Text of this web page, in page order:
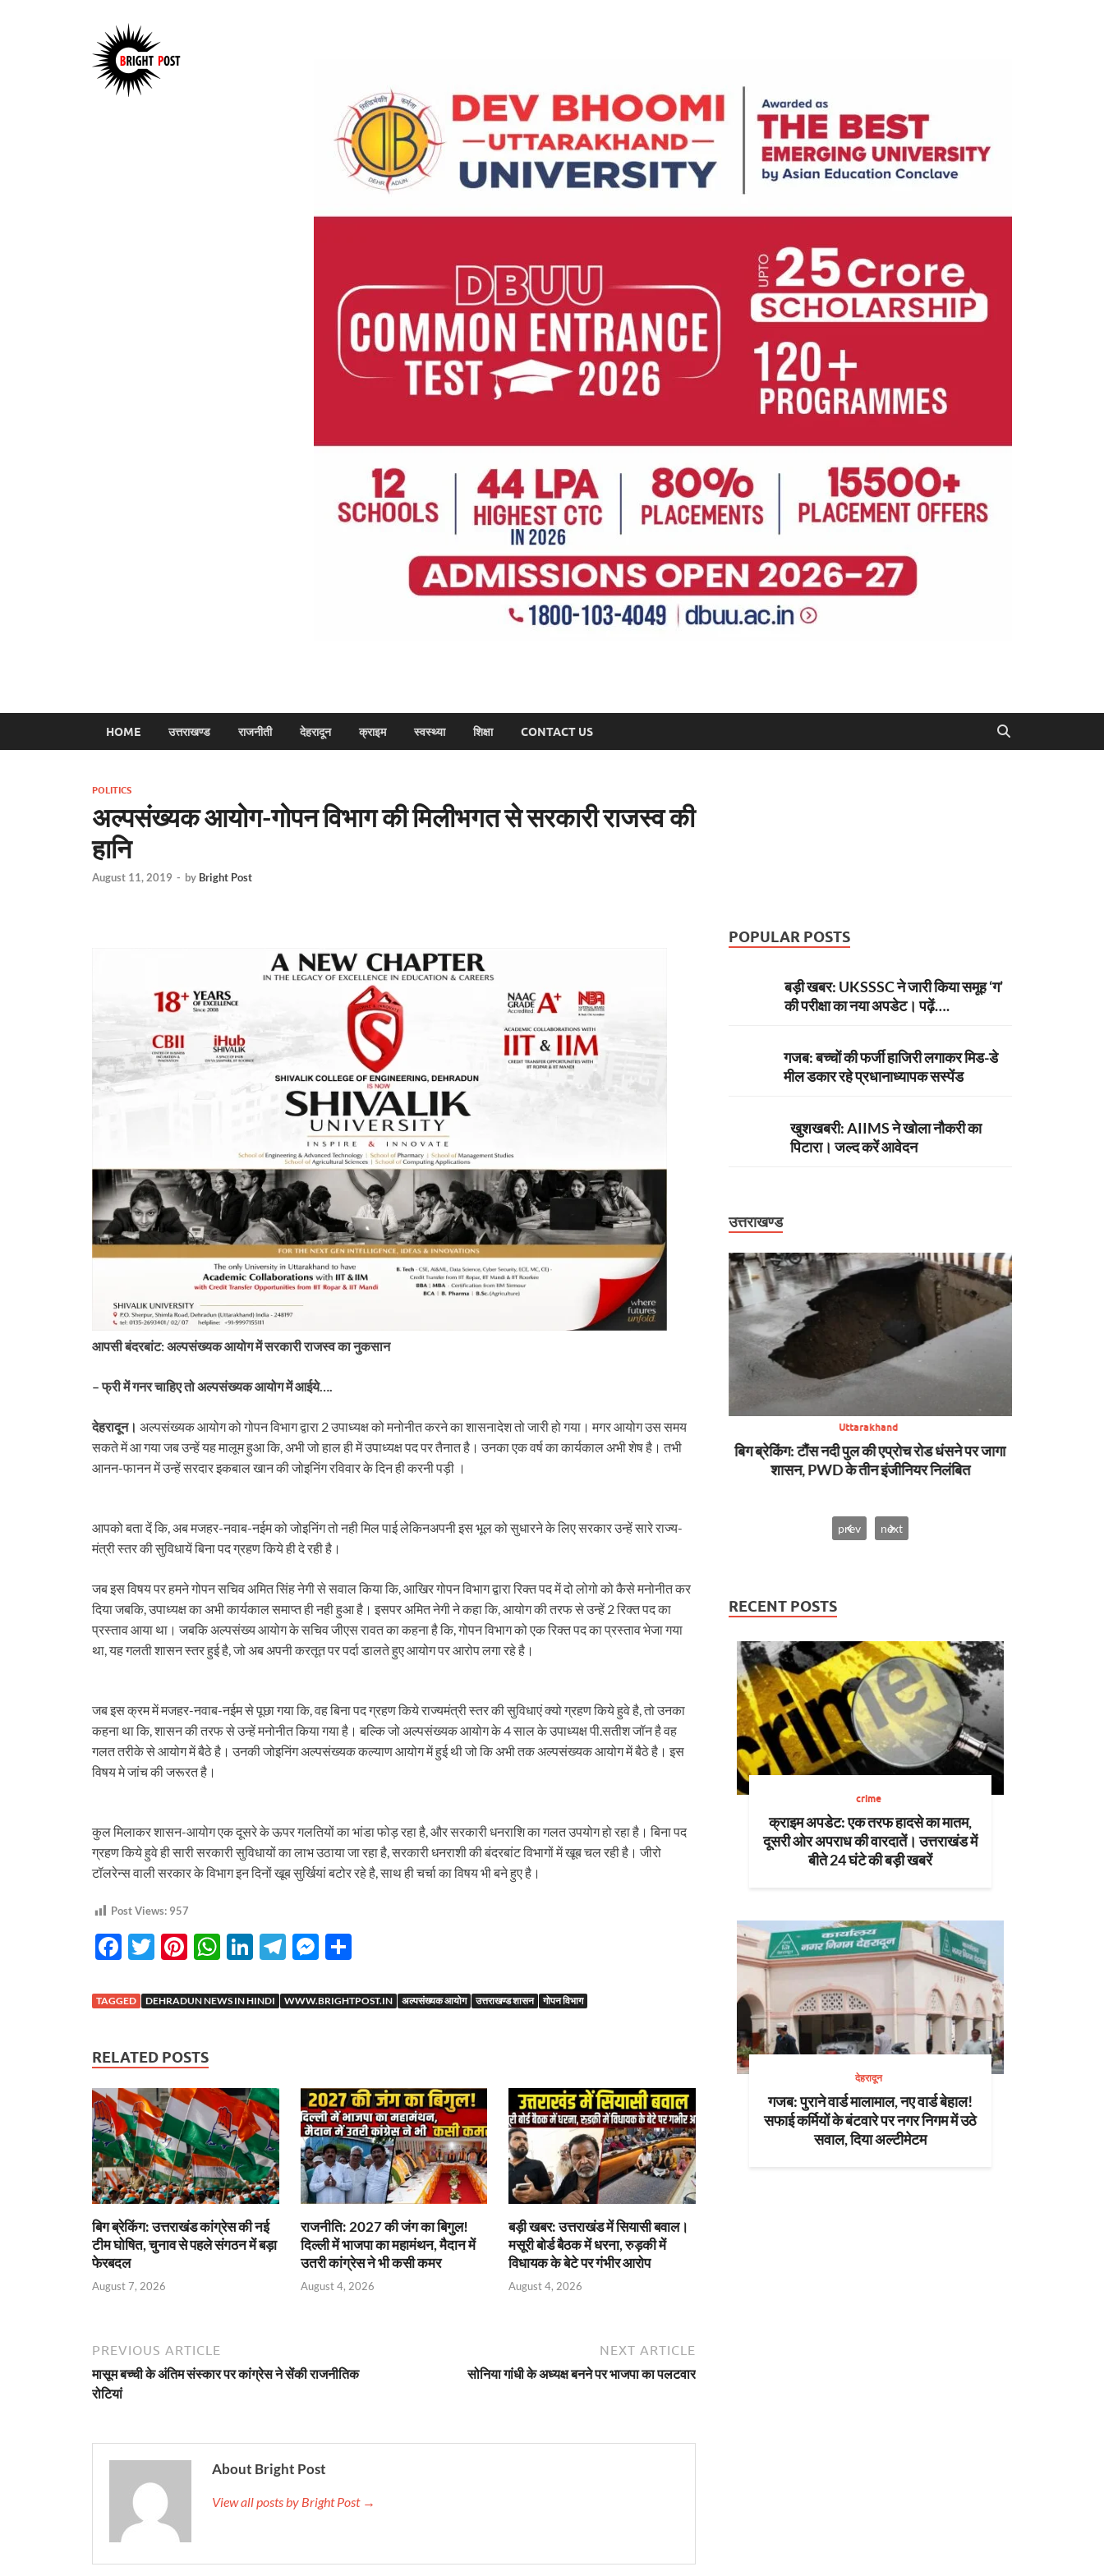
HOME उत्तराखण्ड राजनीती देहरादून क्राइम स्वस्थ्या शिक्षा CONTACT US
POLITICS
अल्पसंख्यक आयोग-गोपन विभाग की मिलीभगत से सरकारी राजस्व की
हानि
August 11, 2019 - by Bright Post
आपसी बंदरबांट: अल्पसंख्यक आयोग में सरकारी राजस्व का नुकसान
– फ्री में गनर चाहिए तो अल्पसंख्यक आयोग में आईये….
देहरादून। अल्पसंख्यक आयोग को गोपन विभाग द्वारा 2 उपाध्यक्ष को मनोनीत करने का शासनादेश तो जारी हो गया। मगर आयोग उस समय
सकते में आ गया जब उन्हें यह मालूम हुआ कि, अभी जो हाल ही में उपाध्यक्ष पद पर तैनात है। उनका एक वर्ष का कार्यकाल अभी शेष है। तभी
आनन-फानन में उन्हें सरदार इकबाल खान की जोइनिंग रविवार के दिन ही करनी पड़ी ।
आपको बता दें कि, अब मजहर-नवाब-नईम को जोइनिंग तो नही मिल पाई लेकिनअपनी इस भूल को सुधारने के लिए सरकार उन्हें सारे राज्य-
मंत्री स्तर की सुविधायें बिना पद ग्रहण किये ही दे रही है।
जब इस विषय पर हमने गोपन सचिव अमित सिंह नेगी से सवाल किया कि, आखिर गोपन विभाग द्वारा रिक्त पद में दो लोगो को कैसे मनोनीत कर
दिया जबकि, उपाध्यक्ष का अभी कार्यकाल समाप्त ही नही हुआ है। इसपर अमित नेगी ने कहा कि, आयोग की तरफ से उन्हें 2 रिक्त पद का
प्रस्ताव आया था। जबकि अल्पसंख्य आयोग के सचिव जीएस रावत का कहना है कि, गोपन विभाग को एक रिक्त पद का प्रस्ताव भेजा गया
था, यह गलती शासन स्तर हुई है, जो अब अपनी करतूत पर पर्दा डालते हुए आयोग पर आरोप लगा रहे है।
जब इस क्रम में मजहर-नवाब-नईम से पूछा गया कि, वह बिना पद ग्रहण किये राज्यमंत्री स्तर की सुविधाएं क्यो ग्रहण किये हुवे है, तो उनका
कहना था कि, शासन की तरफ से उन्हें मनोनीत किया गया है। बल्कि जो अल्पसंख्यक आयोग के 4 साल के उपाध्यक्ष पी.सतीश जॉन है वह
गलत तरीके से आयोग में बैठे है। उनकी जोइनिंग अल्पसंख्यक कल्याण आयोग में हुई थी जो कि अभी तक अल्पसंख्यक आयोग में बैठे है। इस
विषय मे जांच की जरूरत है।
कुल मिलाकर शासन-आयोग एक दूसरे के ऊपर गलतियों का भांडा फोड़ रहा है, और सरकारी धनराशि का गलत उपयोग हो रहा है। बिना पद
ग्रहण किये हुवे ही सारी सरकारी सुविधायों का लाभ उठाया जा रहा है, सरकारी धनराशी की बंदरबांट विभागों में खूब चल रही है। जीरो
टॉलरेन्स वाली सरकार के विभाग इन दिनों खूब सुर्खियां बटोर रहे है, साथ ही चर्चा का विषय भी बने हुए है।
Post Views: 957
F
e
o
o
k
T
itt
Pi
er
t
W
at
p
Li
k
T
e
M
se ar
TAGGED DEHRADUN NEWS IN HINDI WWW.BRIGHTPOST.IN अल्पसंख्यक आयोग उत्तराखण्ड शासन गोपन विभाग
RELATED POSTS
बिग ब्रेकिंग: उत्तराखंड कांग्रेस की नई
टीम घोषित, चुनाव से पहले संगठन में बड़ा
फेरबदल
August 7, 2026
राजनीति: 2027 की जंग का बिगुल!
दिल्ली में भाजपा का महामंथन, मैदान में
उतरी कांग्रेस ने भी कसी कमर
August 4, 2026
बड़ी खबर: उत्तराखंड में सियासी बवाल।
मसूरी बोर्ड बैठक में धरना, रुड़की में
विधायक के बेटे पर गंभीर आरोप
August 4, 2026
PREVIOUS ARTICLE
मासूम बच्ची के अंतिम संस्कार पर कांग्रेस ने सेंकी राजनीतिक
रोटियां
NEXT ARTICLE
सोनिया गांधी के अध्यक्ष बनने पर भाजपा का पलटवार
About Bright Post
View all posts by Bright Post →
POPULAR POSTS
बड़ी खबर: UKSSSC ने जारी किया समूह ‘ग’
की परीक्षा का नया अपडेट। पढ़ें….
गजब: बच्चों की फर्जी हाजिरी लगाकर मिड-डे
मील डकार रहे प्रधानाध्यापक सस्पेंड
खुशखबरी: AIIMS ने खोला नौकरी का
पिटारा। जल्द करें आवेदन
उत्तराखण्ड
की एप्रोच रोड धंसने पर जागा
इंजीनियर निलंबित
Uttarakhand
अपडेट: पहाड़ में आफत का प्रहार! कहीं डोली में मरीज,
कहीं टूटी सड़क, कहीं थमी यात्रा, तो कहीं उफनाईं नदियां
Uttarakhand
बिग ब्रेकिंग: हाईकोर्ट के बड़े फैसलें। UPCL अभियंताओं
की पदोन्नति पर रोक, मसूरी पालिका कर्मियों की वेतन
Uttarakhand
बिग ब्रेकिंग: टौंस नदी पुल की एप्रोच रोड धंसने पर जागा
शासन, PWD के तीन इंजीनियर निलंबित
prev next
RECENT POSTS
crime
क्राइम अपडेट: एक तरफ हादसे का मातम,
दूसरी ओर अपराध की वारदातें। उत्तराखंड में
बीते 24 घंटे की बड़ी खबरें
देहरादून
गजब: पुराने वार्ड मालामाल, नए वार्ड बेहाल!
सफाई कर्मियों के बंटवारे पर नगर निगम में उठे
सवाल, दिया अल्टीमेटम